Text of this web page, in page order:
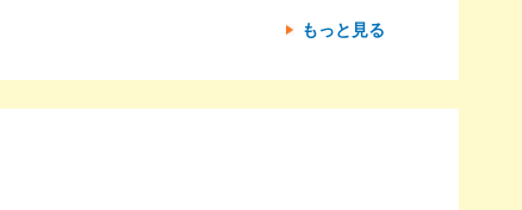
もっと見る